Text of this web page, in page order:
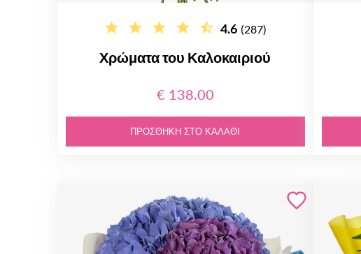
4.6 (287)
Χρώματα του Καλοκαιριού
€ 138.00
ΠΡΟΣΘΉΚΗ ΣΤΟ ΚΑΛΆΘΙ